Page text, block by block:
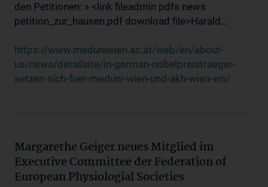
den Petitionen: » <link fileadmin pdfs news
petition_zur_hausen.pdf download file>Harald...
https://www.meduniwien.ac.at/web/en/about-
us/news/detailsite/in-german-nobelpreistraeger-
setzen-sich-fuer-meduni-wien-und-akh-wien-ein/
Margarethe Geiger neues Mitglied im
Executive Committee der Federation of
European Physiologial Societies